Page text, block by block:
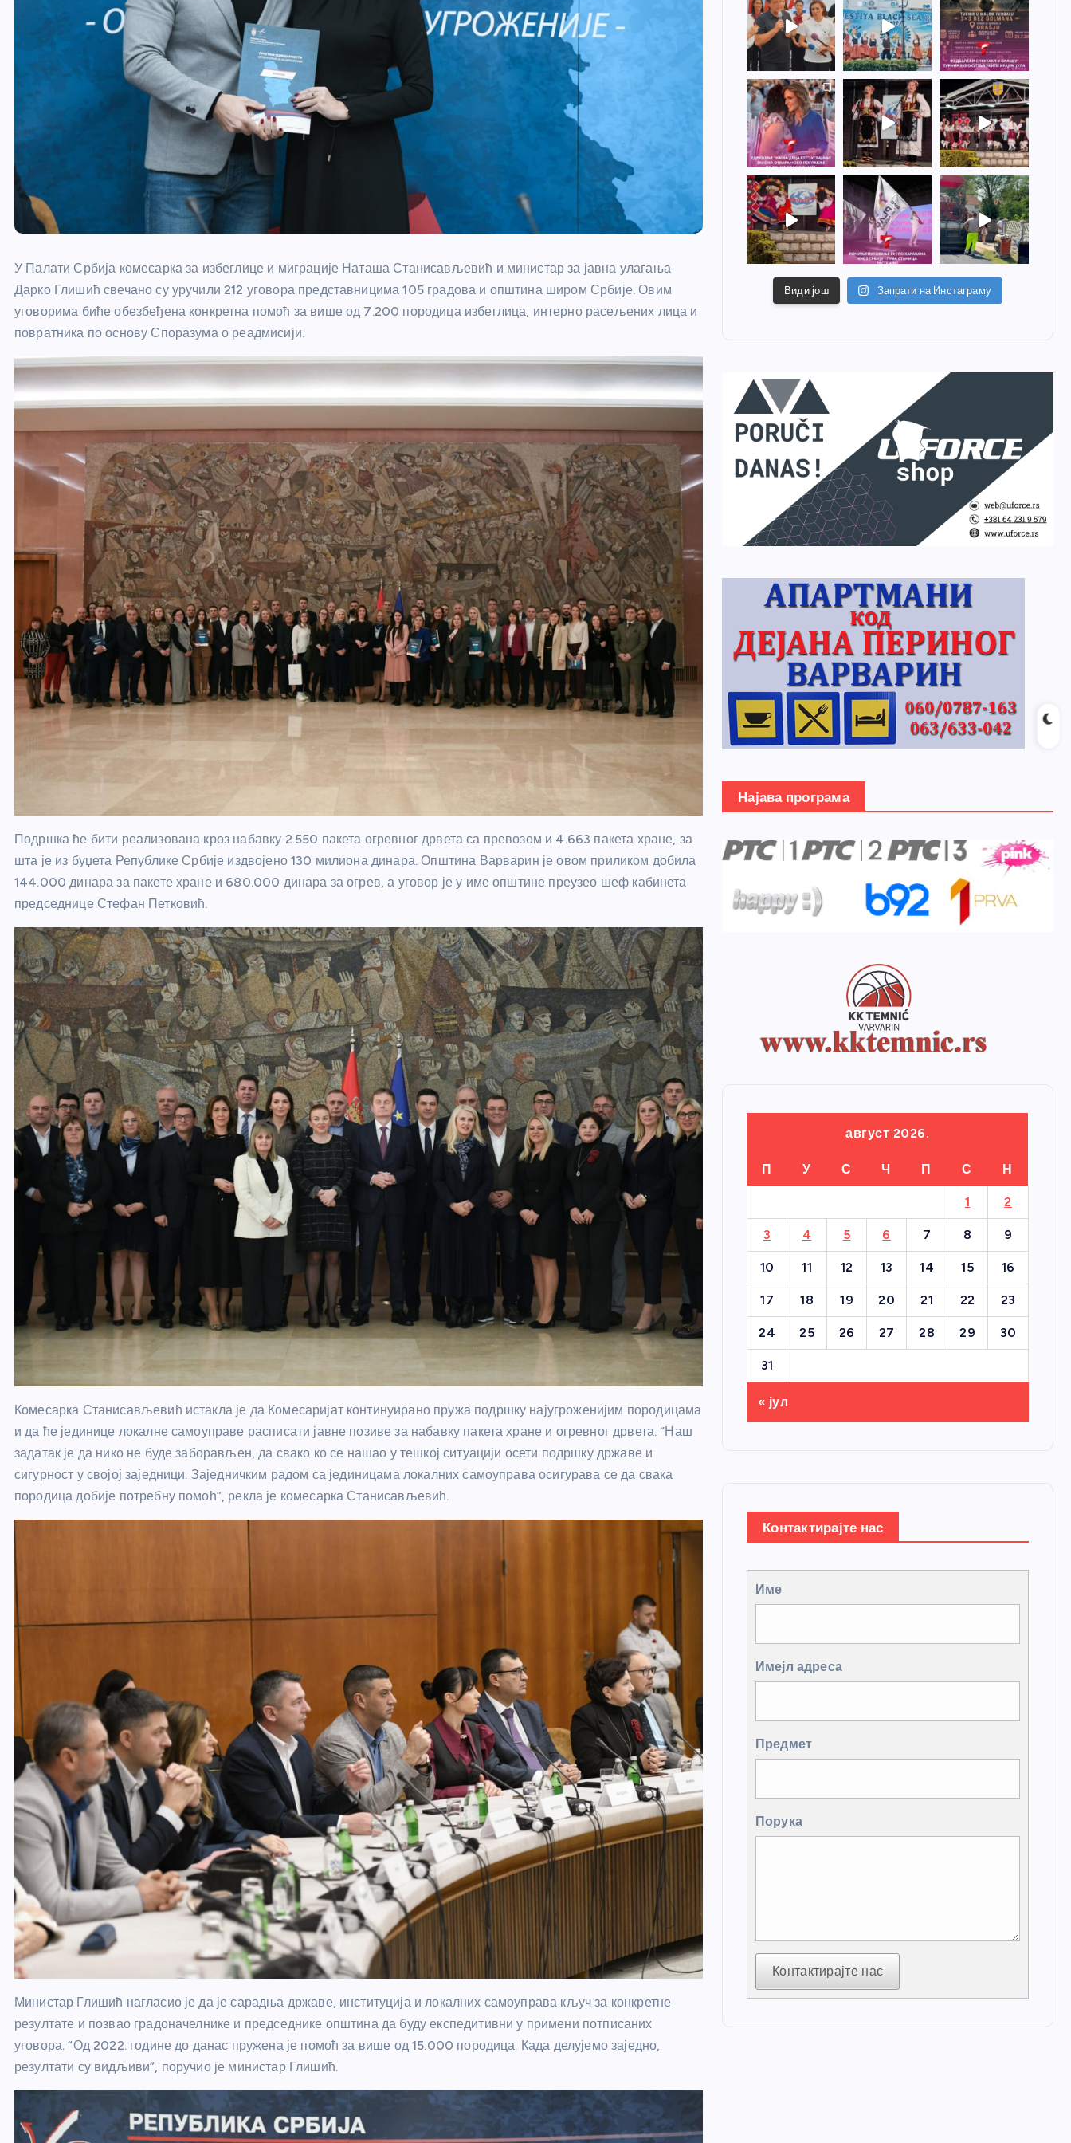
У Палати Србија комесарка за избеглице и миграције Наташа Станисављевић и министар за јавна улагања
Дарко Глишић свечано су уручили 212 уговора представницима 105 градова и општина широм Србије. Овим
уговорима биће обезбеђена конкретна помоћ за више од 7.200 породица избеглица, интерно расељених лица и
повратника по основу Споразума о реадмисији.
Подршка ће бити реализована кроз набавку 2.550 пакета огревног дрвета са превозом и 4.663 пакета хране, за
шта је из буџета Републике Србије издвојено 130 милиона динара. Општина Варварин је овом приликом добила
144.000 динара за пакете хране и 680.000 динара за огрев, а уговор је у име општине преузео шеф кабинета
председнице Стефан Петковић.
Комесарка Станисављевић истакла је да Комесаријат континуирано пружа подршку најугроженијим породицама
и да ће јединице локалне самоуправе расписати јавне позиве за набавку пакета хране и огревног дрвета. “Наш
задатак је да нико не буде заборављен, да свако ко се нашао у тешкој ситуацији осети подршку државе и
сигурност у својој заједници. Заједничким радом са јединицама локалних самоуправа осигурава се да свака
породица добије потребну помоћ”, рекла је комесарка Станисављевић.
Министар Глишић нагласио је да је сарадња државе, институција и локалних самоуправа кључ за конкретне
резултате и позвао градоначелнике и председнике општина да буду експедитивни у примени потписаних
уговора. “Од 2022. године до данас пружена је помоћ за више од 15.000 породица. Када делујемо заједно,
резултати су видљиви”, поручио је министар Глишић.
Види још Запрати на Инстаграму
Најава програма
август 2026.
П У С Ч П С Н
1 2
3 4 5 6 7 8 9
10 11 12 13 14 15 16
17 18 19 20 21 22 23
24 25 26 27 28 29 30
31
« јул
Контактирајте нас
Име
Имејл адреса
Предмет
Порука
Контактирајте нас